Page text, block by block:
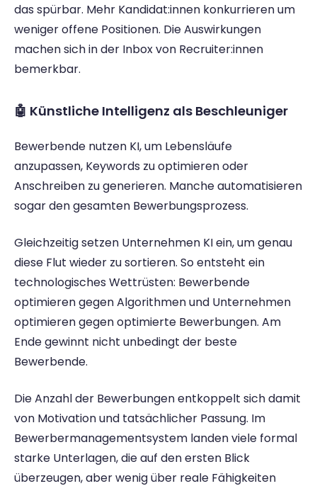
das spürbar. Mehr Kandidat:innen konkurrieren um
weniger offene Positionen. Die Auswirkungen
machen sich in der Inbox von Recruiter:innen
bemerkbar.
🤖 Künstliche Intelligenz als Beschleuniger
Bewerbende nutzen KI, um Lebensläufe
anzupassen, Keywords zu optimieren oder
Anschreiben zu generieren. Manche automatisieren
sogar den gesamten Bewerbungsprozess.
Gleichzeitig setzen Unternehmen KI ein, um genau
diese Flut wieder zu sortieren. So entsteht ein
technologisches Wettrüsten: Bewerbende
optimieren gegen Algorithmen und Unternehmen
optimieren gegen optimierte Bewerbungen. Am
Ende gewinnt nicht unbedingt der beste
Bewerbende.
Die Anzahl der Bewerbungen entkoppelt sich damit
von Motivation und tatsächlicher Passung. Im
Bewerbermanagementsystem landen viele formal
starke Unterlagen, die auf den ersten Blick
überzeugen, aber wenig über reale Fähigkeiten